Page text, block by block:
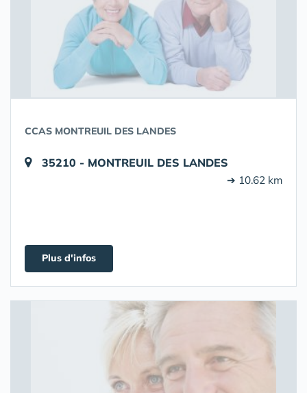
CCAS MONTREUIL DES LANDES
35210 - MONTREUIL DES LANDES
➔ 10.62 km
Plus d'infos